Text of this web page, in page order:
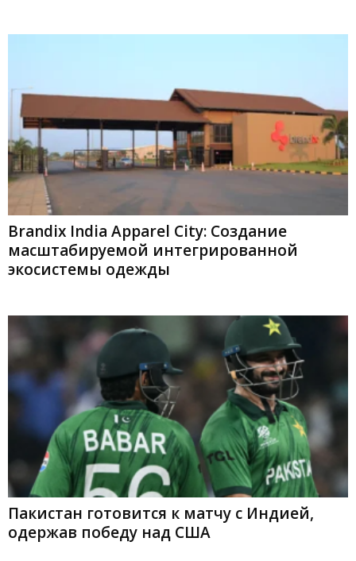
Brandix India Apparel City: Создание
масштабируемой интегрированной
экосистемы одежды
Пакистан готовится к матчу с Индией,
одержав победу над США